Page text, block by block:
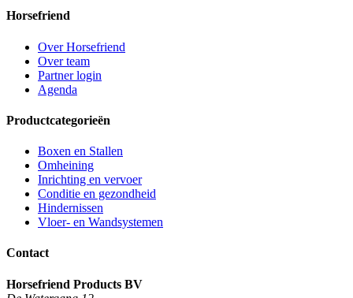
Horsefriend
Over Horsefriend
Over team
Partner login
Agenda
Productcategorieën
Boxen en Stallen
Omheining
Inrichting en vervoer
Conditie en gezondheid
Hindernissen
Vloer- en Wandsystemen
Contact
Horsefriend Products BV